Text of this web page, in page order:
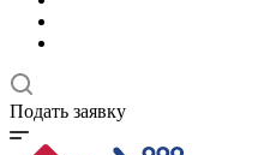
Подать заявку